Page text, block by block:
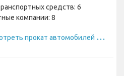
средств: 6
компании: 8
П
росмотреть прокат автомобилей Citroen